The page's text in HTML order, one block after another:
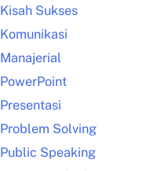
Kisah Sukses
Komunikasi
Manajerial
PowerPoint
Presentasi
Problem Solving
Public Speaking